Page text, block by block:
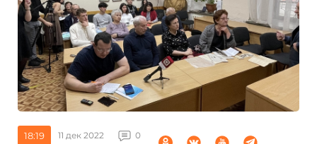
18:19 11 дек 2022 0